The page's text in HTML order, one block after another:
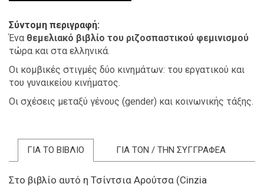
Σύντομη περιγραφή
Ένα θεμελιακό βιβλίο του ριζοσπαστικού φεμινισμού
τώρα και στα ελληνικά.
Οι κομβικές στιγμές δύο κινημάτων: του εργατικού και
του γυναικείου κινήματος.
Οι σχέσεις μεταξύ γένους (gender) και κοινωνικής τάξης.
ΓΙΑ ΤΟ ΒΙΒΛΙΟ ΓΙΑ ΤΟΝ / ΤΗΝ ΣΥΓΓΡΑΦΕΑ
Στο βιβλίο αυτό η Τσίντσια Αρούτσα (Cinzia